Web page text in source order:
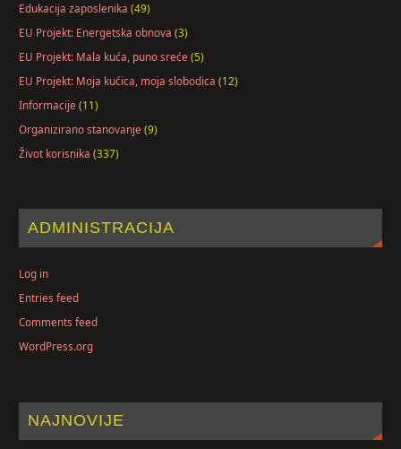
Edukacija zaposlenika (49)
EU Projekt: Energetska obnova (3)
EU Projekt: Mala kuća, puno sreće (5)
EU Projekt: Moja kućica, moja slobodica (12)
Informacije (11)
Organizirano stanovanje (9)
Život korisnika (337)
ADMINISTRACIJA
Log in
Entries feed
Comments feed
WordPress.org
NAJNOVIJE